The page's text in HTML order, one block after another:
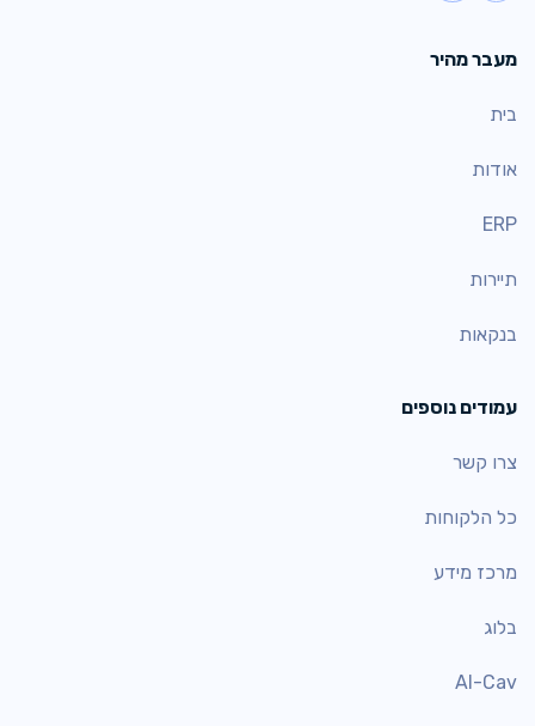
מעבר מהיר
בית
אודות
ERP
תיירות
בנקאות
עמודים נוספים
צרו קשר
כל הלקוחות
מרכז מידע
בלוג
AI-Cav